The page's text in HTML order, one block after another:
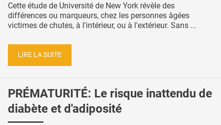
Cette étude de Université de New York révèle des
différences ou marqueurs, chez les personnes âgées
victimes de chutes, à l'intérieur, ou à l'extérieur. Sans ...
LIRE LA SUITE
PRÉMATURITÉ: Le risque inattendu de
diabète et d'adiposité